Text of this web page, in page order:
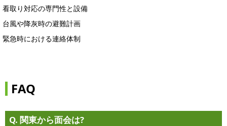
看取り対応の専門性と設備
台風や降灰時の避難計画
緊急時における連絡体制
FAQ
Q. 関東から面会は?